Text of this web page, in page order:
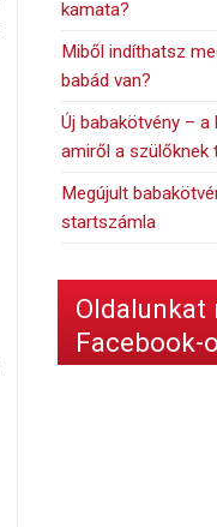
kamata?
Miből indíthatsz
babád van?
Új babakötvény –
amiről a szülőknek
Megújult
startszámla
Oldalunkat
Facebook-